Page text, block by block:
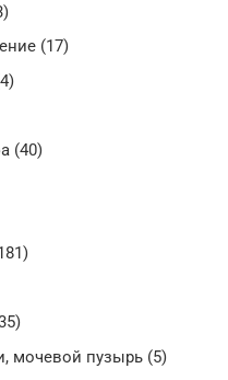
(17)
(40)
мочевой пузырь (5)